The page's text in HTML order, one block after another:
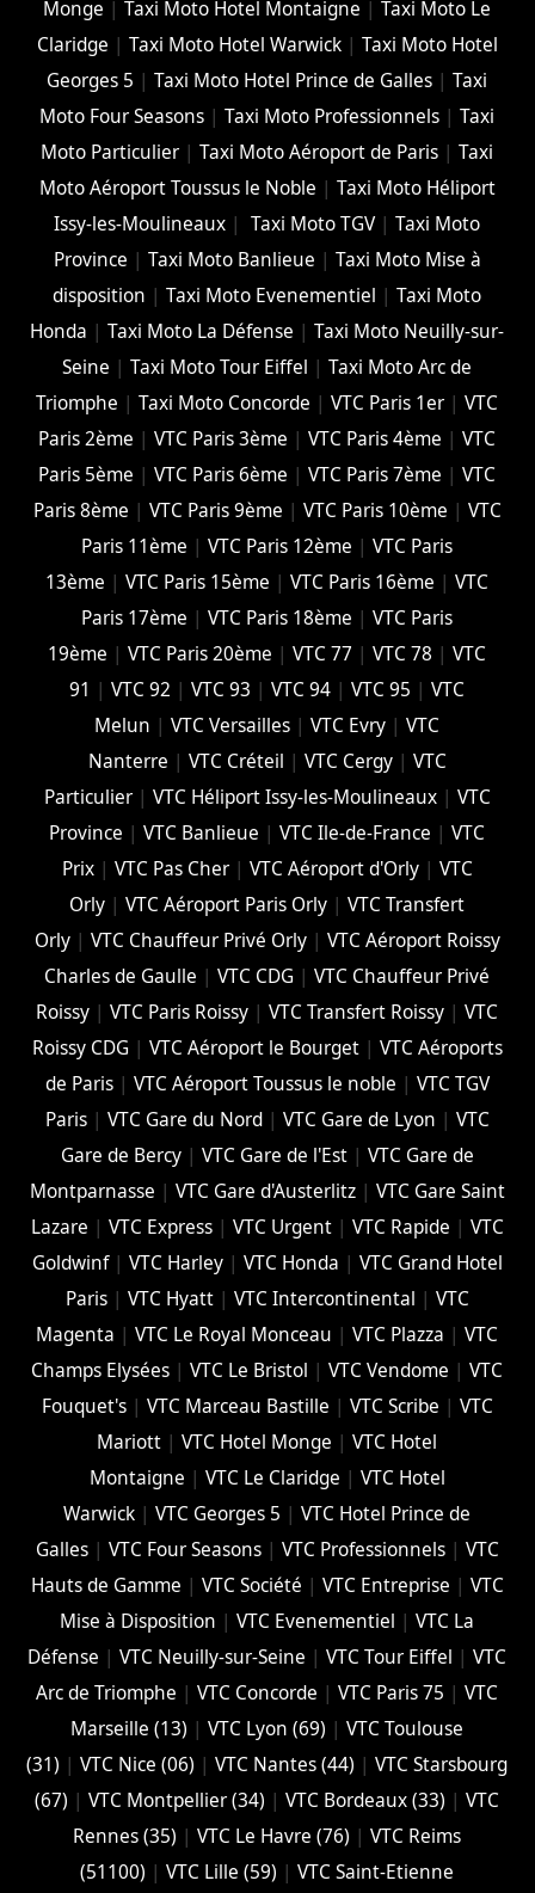
Monge |Taxi Moto Hotel Montaigne |Taxi Moto Le
Claridge | Taxi Moto Hotel Warwick| Taxi Moto Hotel
Georges 5 |Taxi Moto Hotel Prince de Galles |Taxi
Moto Four Seasons |Taxi Moto Professionnels |Taxi
Moto Particulier |Taxi Moto Aéroport de Paris |Taxi
Moto Aéroport Toussus le Noble | Taxi Moto Héliport
Issy-les-Moulineaux | Taxi Moto TGV|Taxi Moto
Province | Taxi Moto Banlieue | Taxi Moto Mise à
disposition |Taxi Moto Evenementiel |Taxi Moto
Honda |Taxi Moto La Défense |Taxi Moto Neuilly-sur-
Seine |Taxi Moto Tour Eiffel |Taxi Moto Arc de
Triomphe |Taxi Moto Concorde |VTC Paris 1er |VTC
Paris 2ème |VTC Paris 3ème |VTC Paris 4ème |VTC
Paris 5ème |VTC Paris 6ème |VTC Paris 7ème |VTC
Paris 8ème | VTC Paris 9ème | VTC Paris 10ème | VTC
Paris 11ème |VTC Paris 12ème |VTC Paris
13ème |VTC Paris 15ème |VTC Paris 16ème |VTC
Paris 17ème |VTC Paris 18ème |VTC Paris
19ème |VTC Paris 20ème |VTC 77 |VTC 78 |VTC
91 |VTC 92 |VTC 93 |VTC 94 |VTC 95 |VTC
Melun |VTC Versailles |VTC Evry |VTC
Nanterre | VTC Créteil | VTC Cergy| VTC
Particulier| VTC Héliport Issy-les-Moulineaux| VTC
Province |VTC Banlieue |VTC Ile-de-France |VTC
Prix| VTC Pas Cher| VTC Aéroport d'Orly| VTC
Orly |VTC Aéroport Paris Orly |VTC Transfert
Orly| VTC Chauffeur Privé Orly| VTC Aéroport Roissy
Charles de Gaulle |VTC CDG |VTC Chauffeur Privé
Roissy |VTC Paris Roissy |VTC Transfert Roissy |VTC
Roissy CDG | VTC Aéroport le Bourget| VTC Aéroports
de Paris| VTC Aéroport Toussus le noble | VTC TGV
Paris| VTC Gare du Nord| VTC Gare de Lyon | VTC
Gare de Bercy| VTC Gare de l'Est| VTC Gare de
Montparnasse | VTC Gare d'Austerlitz| VTC Gare Saint
Lazare | VTC Express| VTC Urgent| VTC Rapide | VTC
Goldwinf| VTC Harley| VTC Honda | VTC Grand Hotel
Paris| VTC Hyatt| VTC Intercontinental | VTC
Magenta |VTC Le Royal Monceau |VTC Plazza |VTC
Champs Elysées |VTC Le Bristol |VTC Vendome |VTC
Fouquet's| VTC Marceau Bastille | VTC Scribe | VTC
Mariott |VTC Hotel Monge |VTC Hotel
Montaigne | VTC Le Claridge | VTC Hotel
Warwick |VTC Georges 5 |VTC Hotel Prince de
Galles| VTC Four Seasons| VTC Professionnels| VTC
Hauts de Gamme | VTC Société | VTC Entreprise | VTC
Mise à Disposition |VTC Evenementiel |VTC La
Défense |VTC Neuilly-sur-Seine |VTC Tour Eiffel |VTC
Arc de Triomphe |VTC Concorde |VTC Paris 75 |VTC
Marseille (13) |VTC Lyon (69) |VTC Toulouse
(31) |VTC Nice (06) |VTC Nantes (44) |VTC Starsbourg
(67) |VTC Montpellier (34) |VTC Bordeaux (33) |VTC
Rennes (35) |VTC Le Havre (76) |VTC Reims
(51100) |VTC Lille (59) |VTC Saint-Etienne